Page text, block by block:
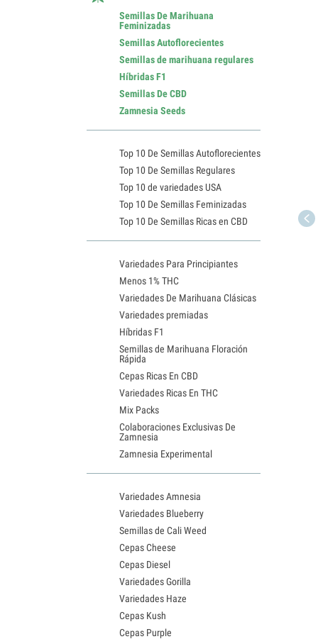
Semillas De Marihuana
Feminizadas
Semillas Autoflorecientes
Semillas de marihuana regulares
Híbridas F1
Semillas De CBD
Zamnesia Seeds
Top 10 De Semillas Autoflorecientes
Top 10 De Semillas Regulares
Top 10 de variedades USA
Top 10 De Semillas Feminizadas
Top 10 De Semillas Ricas en CBD
Variedades Para Principiantes
Menos 1% THC
Variedades De Marihuana Clásicas
Variedades premiadas
Híbridas F1
Semillas de Marihuana Floración
Rápida
Cepas Ricas En CBD
Variedades Ricas En THC
Mix Packs
Colaboraciones Exclusivas De
Zamnesia
Zamnesia Experimental
Variedades Amnesia
Variedades Blueberry
Semillas de Cali Weed
Cepas Cheese
Cepas Diesel
Variedades Gorilla
Variedades Haze
Cepas Kush
Cepas Purple